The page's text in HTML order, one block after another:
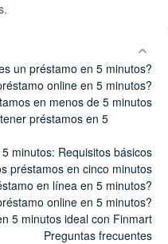
un préstamo en 5 minutos?
online en 5 minutos?
en menos de 5 minutos
préstamos en 5
minutos: Requisitos básicos
préstamos en cinco minutos
en línea en 5 minutos?
online en 5 minutos?
5 minutos ideal con Finmart
Preguntas frecuentes